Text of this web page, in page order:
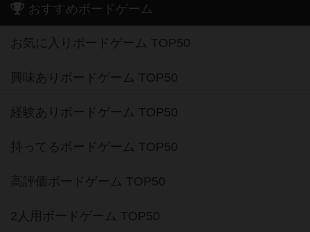
おすすめボードゲーム
お気に入りボードゲーム TOP50
興味ありボードゲーム TOP50
経験ありボードゲーム TOP50
持ってるボードゲーム TOP50
高評価ボードゲーム TOP50
2人用ボードゲーム TOP50